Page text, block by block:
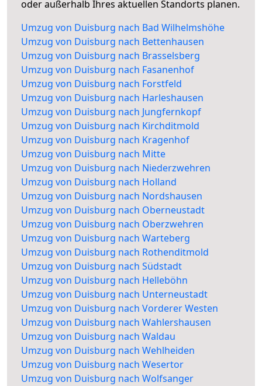
oder außerhalb Ihres aktuellen Standorts planen.
Umzug von Duisburg nach Bad Wilhelmshöhe
Umzug von Duisburg nach Bettenhausen
Umzug von Duisburg nach Brasselsberg
Umzug von Duisburg nach Fasanenhof
Umzug von Duisburg nach Forstfeld
Umzug von Duisburg nach Harleshausen
Umzug von Duisburg nach Jungfernkopf
Umzug von Duisburg nach Kirchditmold
Umzug von Duisburg nach Kragenhof
Umzug von Duisburg nach Mitte
Umzug von Duisburg nach Niederzwehren
Umzug von Duisburg nach Holland
Umzug von Duisburg nach Nordshausen
Umzug von Duisburg nach Oberneustadt
Umzug von Duisburg nach Oberzwehren
Umzug von Duisburg nach Warteberg
Umzug von Duisburg nach Rothenditmold
Umzug von Duisburg nach Südstadt
Umzug von Duisburg nach Helleböhn
Umzug von Duisburg nach Unterneustadt
Umzug von Duisburg nach Vorderer Westen
Umzug von Duisburg nach Wahlershausen
Umzug von Duisburg nach Waldau
Umzug von Duisburg nach Wehlheiden
Umzug von Duisburg nach Wesertor
Umzug von Duisburg nach Wolfsanger